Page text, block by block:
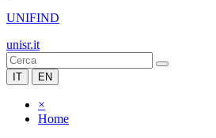
UNIFIND
unisr.it
IT EN
×
Home